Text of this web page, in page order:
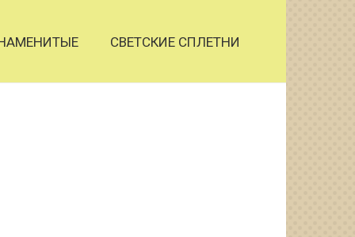
СВЕТСКИЕ СПЛЕТНИ